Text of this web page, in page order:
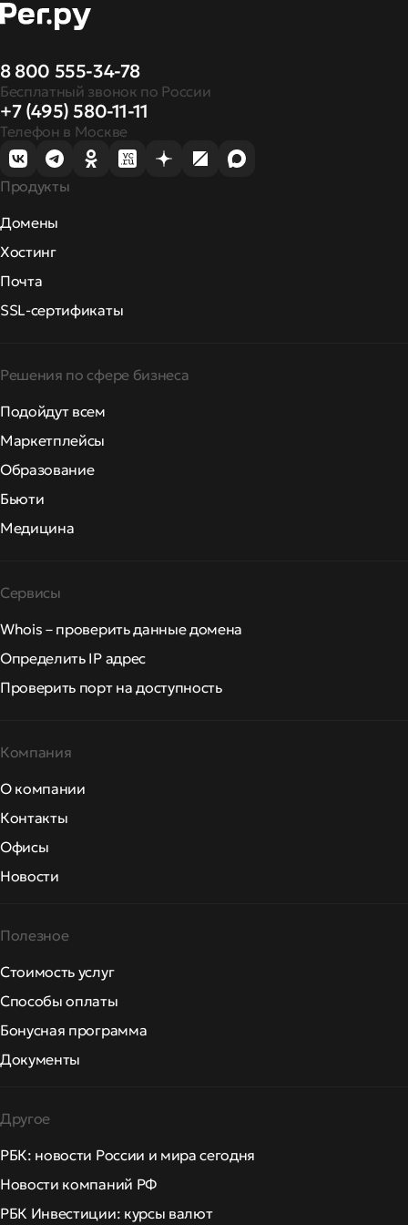
8 800 555-34-78
Бесплатный звонок по России
+7 (495) 580-11-11
Телефон в Москве
Продукты
Домены
Хостинг
Почта
SSL-сертификаты
Решения по сфере бизнеса
Подойдут всем
Маркетплейсы
Образование
Бьюти
Медицина
Сервисы
Whois – проверить данные домена
Определить IP адрес
Проверить порт на доступность
Компания
О компании
Контакты
Офисы
Новости
Полезное
Стоимость услуг
Способы оплаты
Бонусная программа
Документы
Другое
РБК: новости России и мира сегодня
Новости компаний РФ
РБК Инвестиции: курсы валют